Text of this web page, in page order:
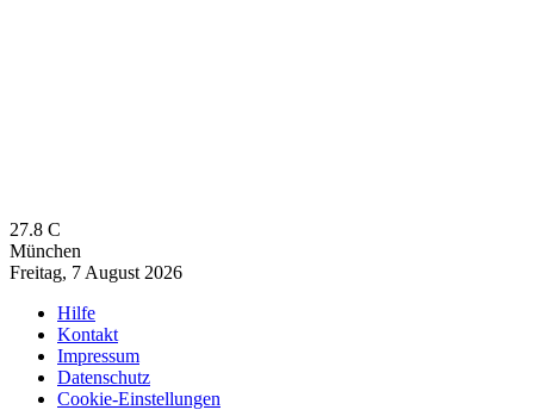
27.8 C
München
Freitag, 7 August 2026
Hilfe
Kontakt
Impressum
Datenschutz
Cookie-Einstellungen